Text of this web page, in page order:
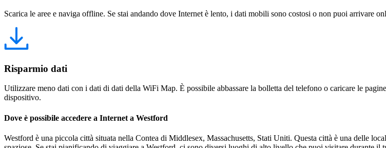
Scarica le aree e naviga offline. Se stai andando dove Internet è lento, i dati mobili sono costosi o non puoi arrivare
Risparmio dati
Utilizzare meno dati con i dati di dati della WiFi Map. È possibile abbassare la bolletta del telefono o caricare le
dispositivo.
Dove è possibile accedere a Internet a Westford
Westford è una piccola città situata nella Contea di Middlesex, Massachusetts, Stati Uniti. Questa città è una delle